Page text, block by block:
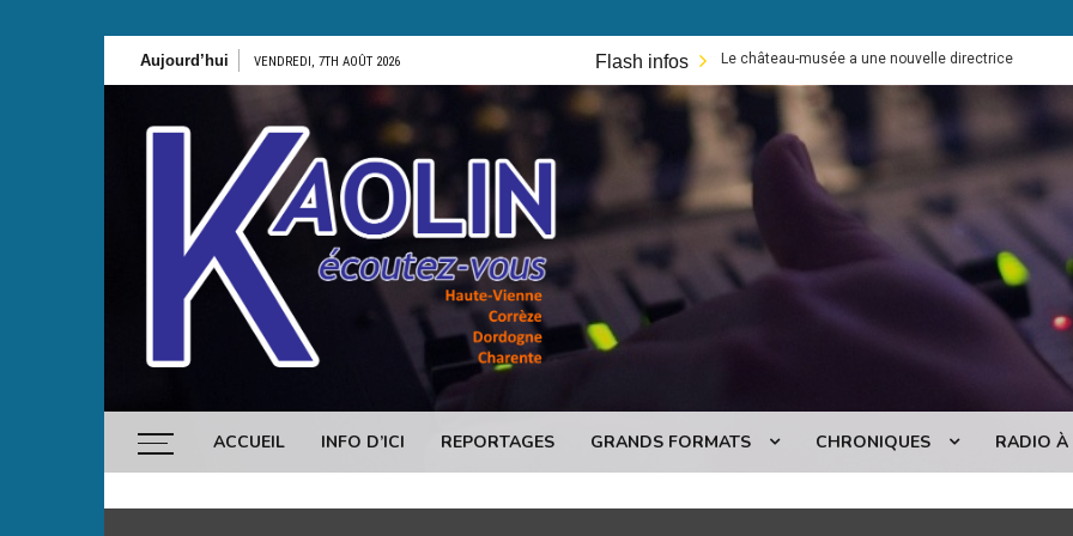
Aujourd’hui VENDREDI, 7TH AOÛT 2026 Flash infos
Rochechouart: Le château-musée a une nouvelle directrice Saint-
Kaolin,
la
radio
ACCUEIL INFO D’ICI REPORTAGES GRANDS FORMATS CHRONIQUES RADIO À